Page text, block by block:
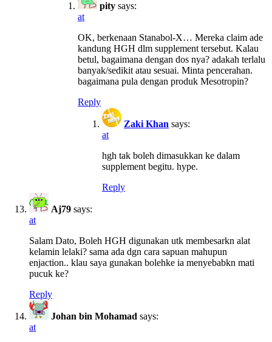
pity says:
at
OK, berkenaan Stanabol-X… Mereka claim ade
kandung HGH dlm supplement tersebut. Kalau
betul, bagaimana dengan dos nya? adakah terlalu
banyak/sedikit atau sesuai. Minta pencerahan.
bagaimana pula dengan produk Mesotropin?
Reply
Zaki Khan says:
at
hgh tak boleh dimasukkan ke dalam
supplement begitu. hype.
Reply
Aj79 says:
at
Salam Dato, Boleh HGH digunakan utk membesarkn alat
kelamin lelaki? sama ada dgn cara sapuan mahupun
enjaction.. klau saya gunakan bolehke ia menyebabkn mati
pucuk ke?
Reply
Johan bin Mohamad says:
at